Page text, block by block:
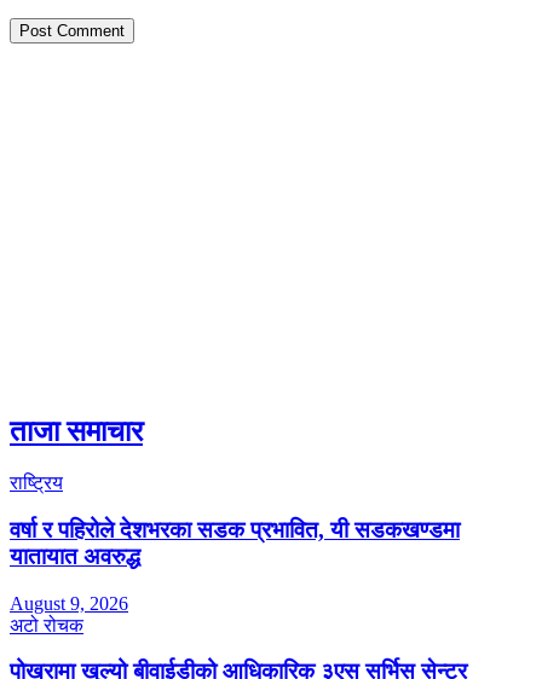
ताजा समाचार
राष्ट्रिय
वर्षा र पहिरोले देशभरका सडक प्रभावित, यी सडकखण्डमा
यातायात अवरुद्ध
August 9, 2026
अटो रोचक
पोखरामा खुल्यो बीवाईडीको आधिकारिक ३एस सर्भिस सेन्टर